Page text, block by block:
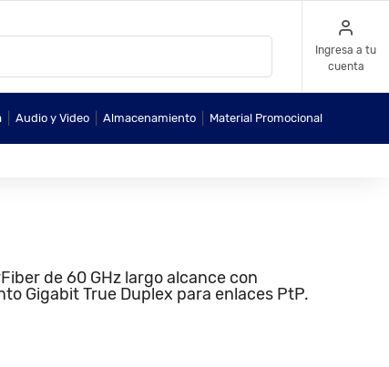
Ingresa a tu
cuenta
Audio y Video Almacenamiento Material Promocional
de 60 GHz largo alcance con
Gigabit True Duplex para enlaces PtP.